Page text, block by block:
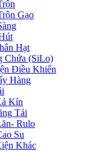
Gạo
Hạt
Chứa (SiLo)
Điều Khiển
Hàng
Kín
Tải
Rulo
Su
Khác